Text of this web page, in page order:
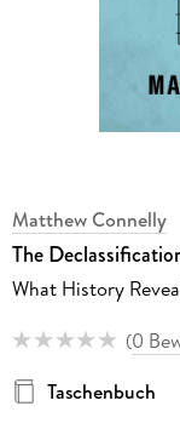
Matthew Connelly
The
What History
(0
Taschenbuch